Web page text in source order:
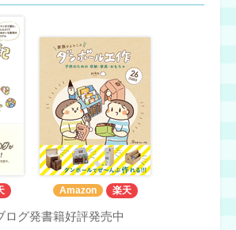
Amazon 楽天
ログ発書籍好評発売中